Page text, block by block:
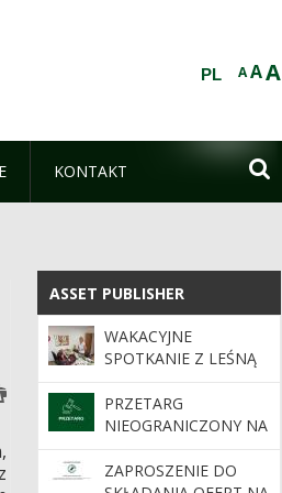
AAA
PL
KONTAKT 
ASSET PUBLISHER
ASSET PUBLISHER
WAKACYJNE
SPOTKANIE Z LEŚNĄ
EDUKACJĄ W
BRZEZINACH
PRZETARG
NIEOGRANICZONY NA
SPRZEDAŻ
NIERUCHOMOŚCI
ZAPROSZENIE DO